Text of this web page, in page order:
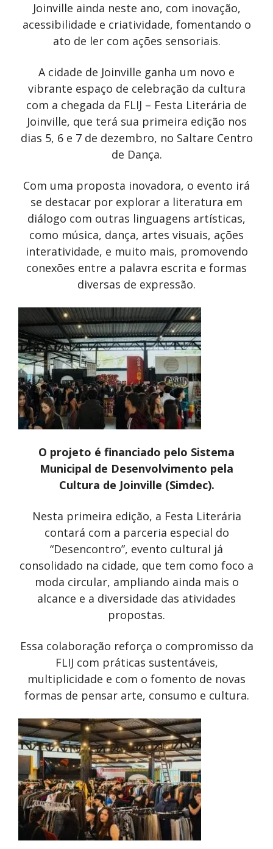
Joinville ainda neste ano, com inovação,
acessibilidade e criatividade, fomentando o
ato de ler com ações sensoriais.
A cidade de Joinville ganha um novo e
vibrante espaço de celebração da cultura
com a chegada da FLIJ – Festa Literária de
Joinville, que terá sua primeira edição nos
dias 5, 6 e 7 de dezembro, no Saltare Centro
de Dança.
Com uma proposta inovadora, o evento irá
se destacar por explorar a literatura em
diálogo com outras linguagens artísticas,
como música, dança, artes visuais, ações
interatividade, e muito mais, promovendo
conexões entre a palavra escrita e formas
diversas de expressão.
O projeto é financiado pelo Sistema
Municipal de Desenvolvimento pela
Cultura de Joinville (Simdec).
Nesta primeira edição, a Festa Literária
contará com a parceria especial do
“Desencontro”, evento cultural já
consolidado na cidade, que tem como foco a
moda circular, ampliando ainda mais o
alcance e a diversidade das atividades
propostas.
Essa colaboração reforça o compromisso da
FLIJ com práticas sustentáveis,
multiplicidade e com o fomento de novas
formas de pensar arte, consumo e cultura.